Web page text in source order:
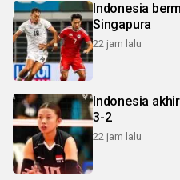
Indonesia
Singapura
22 jam lalu
Indonesia
3-2
22 jam lalu